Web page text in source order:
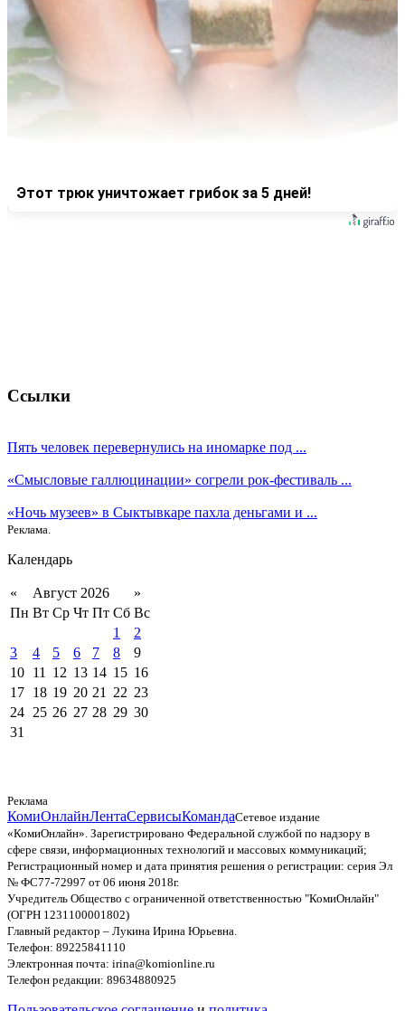
Этот трюк уничтожает грибок за 5 дней!
Ссылки
Пять человек перевернулись на иномарке под ...
«Смысловые галлюцинации» согрели рок-фестиваль ...
«Ночь музеев» в Сыктывкаре пахла деньгами и ...
Реклама.
Календарь
« Август 2026
»
Пн Вт Ср Чт Пт Сб Вс
1
2
3
4 5 6 7 8
9
10 11 12 13 14 15 16
17 18 19 20 21 22 23
24 25 26 27 28 29 30
31
Реклама
КомиОнлайнЛентаСервисыКомандаСетевое издание
«КомиОнлайн». Зарегистрировано Федеральной службой по надзору в
сфере связи, информационных технологий и массовых коммуникаций;
Регистрационный номер и дата принятия решения о регистрации: серия Эл
№ ФС77-72997 от 06 июня 2018г.
Учредитель Общество с ограниченной ответственностью "КомиОнлайн"
(ОГРН 1231100001802)
Главный редактор – Лукина Ирина Юрьевна.
Телефон: 89225841110
Электронная почта: irina@komionline.ru
Телефон редакции: 89634880925